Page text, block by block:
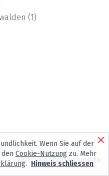
(1)
Nutzungsbedingungen
Wenn Sie auf der
Cookie-Nutzungzu. Mehr
. Hinweis schliessen